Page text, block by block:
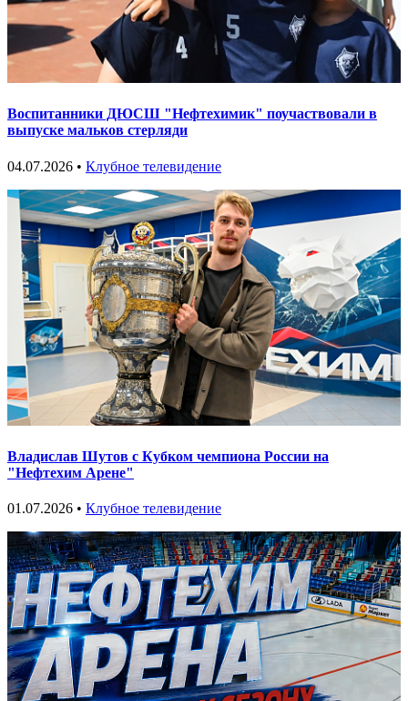
Воспитанники ДЮСШ "Нефтехимик" поучаствовали в
выпуске мальков стерляди
04.07.2026 • Клубное телевидение
Владислав Шутов с Кубком чемпиона России на
"Нефтехим Арене"
01.07.2026 • Клубное телевидение